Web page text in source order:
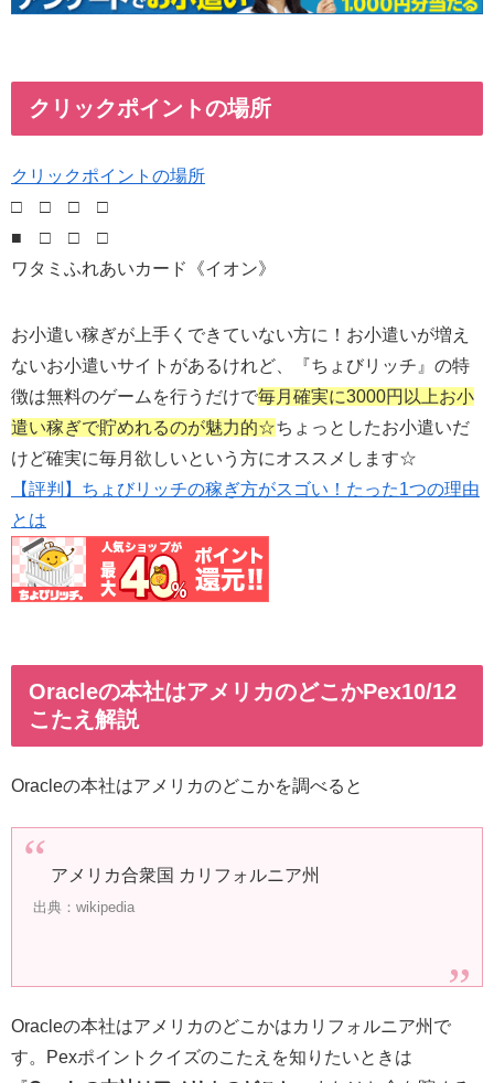
クリックポイントの場所
クリックポイントの場所
□ □ □ □
■ □ □ □
ワタミふれあいカード《イオン》
お小遣い稼ぎが上手くできていない方に！お小遣いが増え
ないお小遣いサイトがあるけれど、『ちょびリッチ』の特
徴は無料のゲームを行うだけで毎月確実に3000円以上お小
遣い稼ぎで貯めれるのが魅力的☆ちょっとしたお小遣いだ
けど確実に毎月欲しいという方にオススメします☆
【評判】ちょびリッチの稼ぎ方がスゴい！たった1つの理由
とは
Oracleの本社はアメリカのどこかPex10/12
こたえ解説
Oracleの本社はアメリカのどこかを調べると
アメリカ合衆国 カリフォルニア州
出典：wikipedia
Oracleの本社はアメリカのどこかはカリフォルニア州で
す。Pexポイントクイズのこたえを知りたいときは